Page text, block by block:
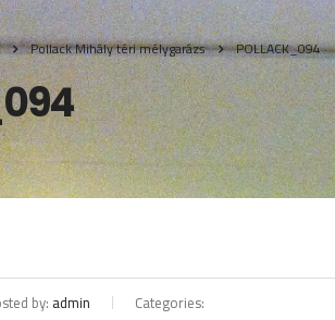
Pollack Mihály téri mélygarázs POLLACK_094
by: admin Categories: